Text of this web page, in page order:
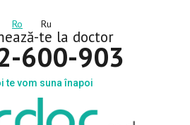
Ro Ru
te la doctor
600-903
te vom suna înapoi